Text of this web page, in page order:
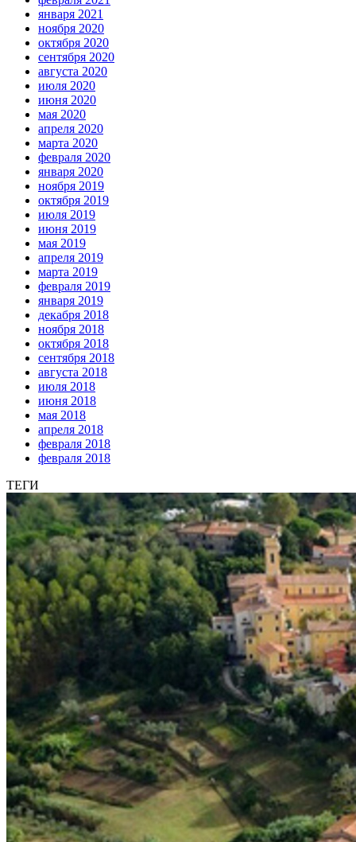
января 2021
ноября 2020
октября 2020
сентября 2020
августа 2020
июля 2020
июня 2020
мая 2020
апреля 2020
марта 2020
февраля 2020
января 2020
ноября 2019
октября 2019
июля 2019
июня 2019
мая 2019
апреля 2019
марта 2019
февраля 2019
января 2019
декабря 2018
ноября 2018
октября 2018
сентября 2018
августа 2018
июля 2018
июня 2018
мая 2018
апреля 2018
февраля 2018
февраля 2018
ТЕГИ